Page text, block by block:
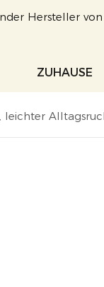
Hersteller
ZUHAUSE
leichter